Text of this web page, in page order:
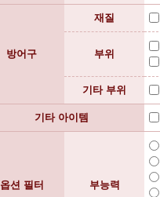
방어구
재질
부위
기타 부위
기타 아이템
옵션 필터 부능력